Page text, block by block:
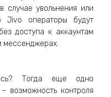
случае увольнения или
Jivo операторы будут
доступа к аккаунтам
мессенджерах.
Тогда еще одно
возможность контроля